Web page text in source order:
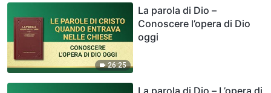
26:25
La parola di Dio –
Conoscere l’opera di Dio
oggi
La parola di Dio – L’opera di